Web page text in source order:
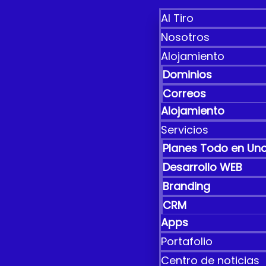
Al Tiro
Nosotros
Alojamiento
Dominios
Correos
Alojamiento
Servicios
Planes Todo en
Desarrollo WEB
Branding
CRM
Apps
Portafolio
Centro de noticias